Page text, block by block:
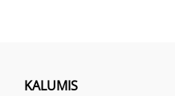
KALUMIS